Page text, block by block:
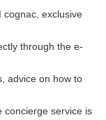
cognac, exclusive
through the e-
advice on how to
concierge service is